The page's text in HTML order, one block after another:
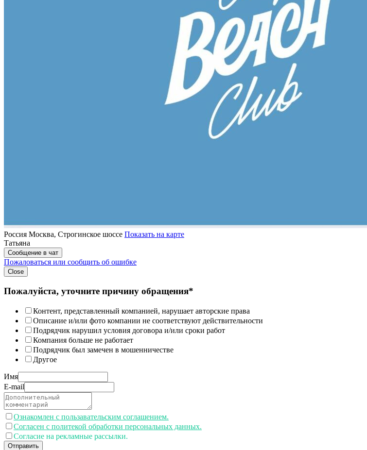
Россия Москва, Строгинское шоссе Показать на карте
Татьяна
Сообщение в чат
Пожаловаться или сообщить об ошибке
Close
Пожалуйста, уточните причину обращения*
Контент, представленный компанией, нарушает авторские права
Описание и/или фото компании не соответствуют действительности
Подрядчик нарушил условия договора и/или сроки работ
Компания больше не работает
Подрядчик был замечен в мошенничестве
Другое
Имя
E-mail
Ознакомлен с пользавательским соглашением.
Согласен с политекой обработки персональных данных.
Согласие на рекламные рассылки.
Отправить